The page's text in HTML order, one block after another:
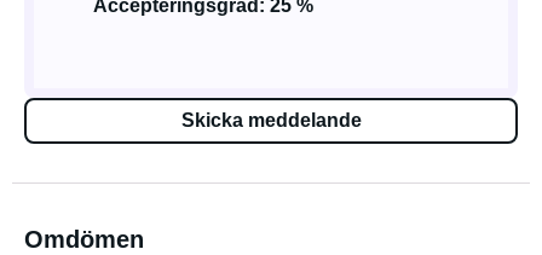
Accepteringsgrad: 25 %
Skicka meddelande
Omdömen